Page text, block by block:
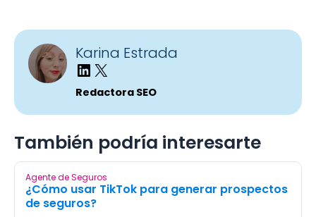
Karina Estrada
Redactora SEO
También podría interesarte
Agente de Seguros
¿Cómo usar TikTok para generar prospectos
de seguros?